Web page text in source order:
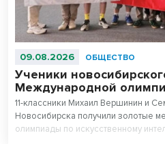
09.08.2026 ОБЩЕСТВО
Ученики
Международной
11-классники Михаил Вершинин и
Новосибирска получили золотые
олимпиады по искусственному